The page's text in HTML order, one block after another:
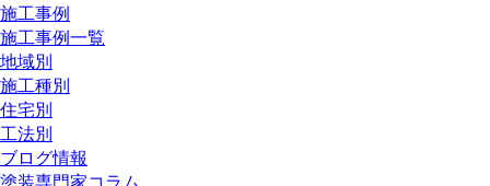
施工事例
施工事例一覧
地域別
施工種別
住宅別
工法別
ブログ情報
塗装専門家コラム